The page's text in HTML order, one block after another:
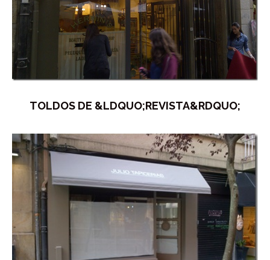
TOLDOS DE &LDQUO;REVISTA&RDQUO;